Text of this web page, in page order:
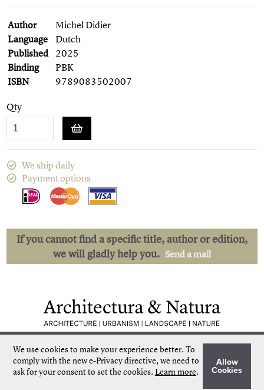
We use cookies to make your experience better. To
comply with the new e-Privacy directive, we need to
ask for your consent to set the cookies. Learn more.
Allow
Cookies
Author
Michel Didier
Language
Dutch
Published 2025
Binding
PBK
ISBN
9789083502007
Qty
We ship daily
Payment options
If you cannot find a specific title, author or edition,
we will gladly help you. Send a mail
Quick delivery
Unique collection
Personal service
Our own stock
More than 50.000 titles
©Architectura & Natura2024 Terms & Conditions